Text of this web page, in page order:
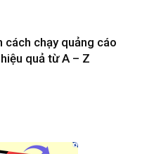
cách chạy quảng cáo
quả từ A – Z